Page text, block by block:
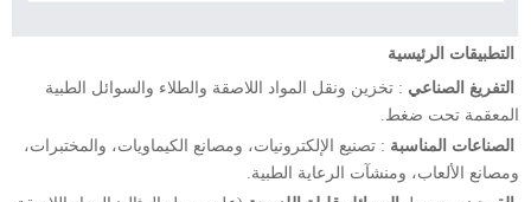
​التطبيقات الرئيسية​
التفريغ الصناعي : تخزين ونقل المواد اللاصقة والطلاء والسوائل الطبية
المعقمة تحت ضغط.
الصناعات المناسبة : تصنيع الإلكترونيات، ومصانع الكيماويات، والمختبرات،
ومصانع الألعاب، ومنشآت الرعاية الطبية.